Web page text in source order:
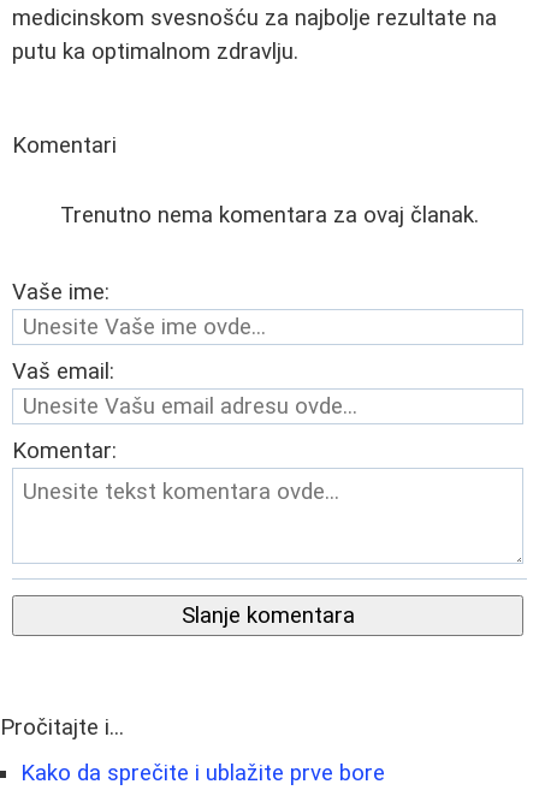
medicinskom svesnošću za najbolje rezultate na
putu ka optimalnom zdravlju.
Komentari
Trenutno nema komentara za ovaj članak.
Vaše ime:
Vaš email:
Komentar:
Slanje komentara
Pročitajte i...
Kako da sprečite i ublažite prve bore